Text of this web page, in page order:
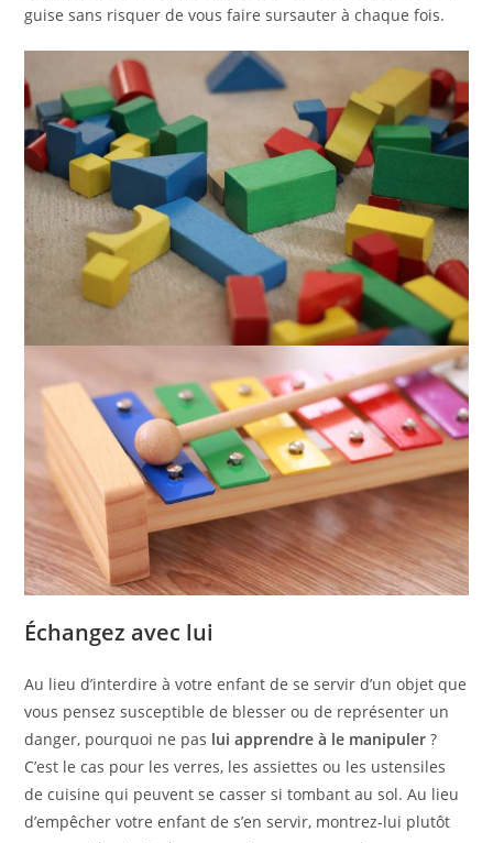
guise sans risquer de vous faire sursauter à chaque fois.
Échangez avec lui
Au lieu d’interdire à votre enfant de se servir d’un objet que
vous pensez susceptible de blesser ou de représenter un
danger, pourquoi ne pas lui apprendre à le manipuler ?
C’est le cas pour les verres, les assiettes ou les ustensiles
de cuisine qui peuvent se casser si tombant au sol. Au lieu
d’empêcher votre enfant de s’en servir, montrez-lui plutôt